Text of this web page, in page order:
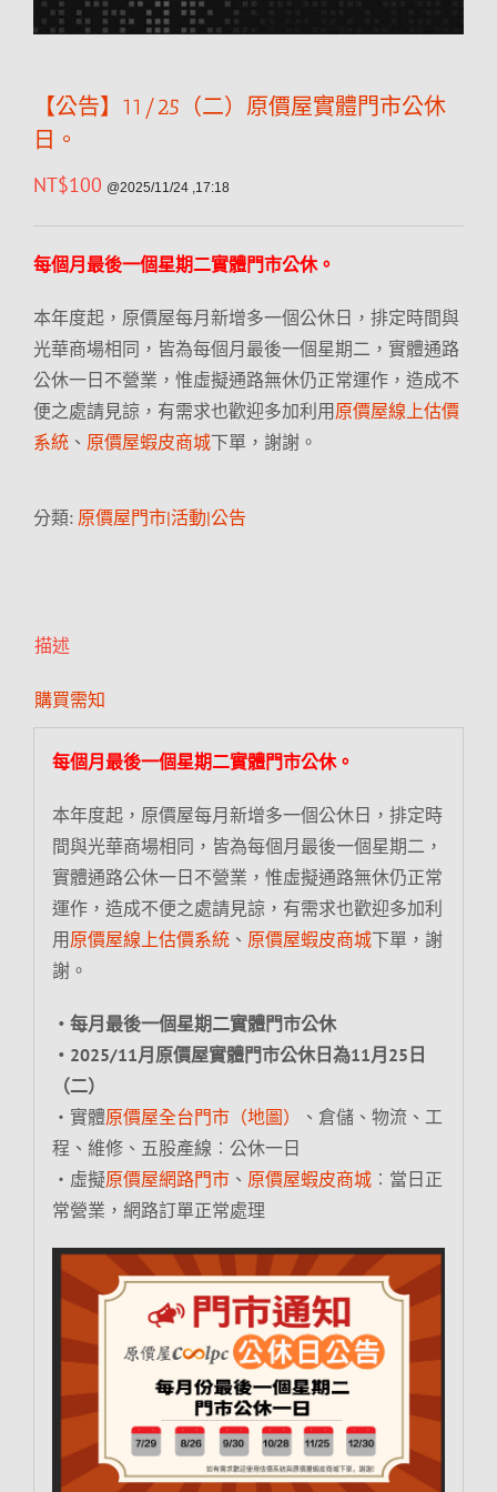
【公告】11/25（二）原價屋實體門市公休
日。
NT$100 @2025/11/24 ,17:18
每個月最後一個星期二實體門市公休。
本年度起，原價屋每月新增多一個公休日，排定時間與
光華商場相同，皆為每個月最後一個星期二，實體通路
公休一日不營業，惟虛擬通路無休仍正常運作，造成不
便之處請見諒，有需求也歡迎多加利用 原價屋線上估價
系統 、 原價屋蝦皮商城下單，謝謝。
分類: 原價屋門市|活動|公告
描述
購買需知
每個月最後一個星期二實體門市公休。
本年度起，原價屋每月新增多一個公休日，排定時
間與光華商場相同，皆為每個月最後一個星期二，
實體通路公休一日不營業，惟虛擬通路無休仍正常
運作，造成不便之處請見諒，有需求也歡迎多加利
用原價屋線上估價系統、 原價屋蝦皮商城下單，謝
謝。
‧每月最後一個星期二實體門市公休
‧2025/11月原價屋實體門市公休日為11月25日
（二）
‧實體原價屋全台門市（地圖）
、倉儲、物流、工
程、維修、五股產線︰公休一日
‧虛擬原價屋網路門市、 原價屋蝦皮商城︰當日正
常營業，網路訂單正常處理